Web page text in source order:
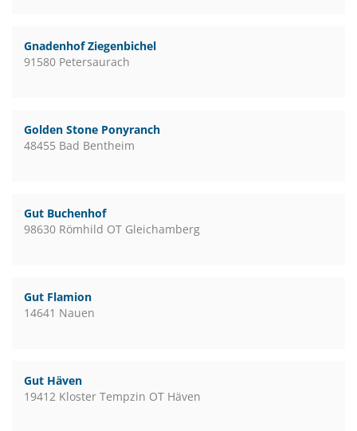
Gnadenhof Ziegenbichel
91580 Petersaurach
Golden Stone Ponyranch
48455 Bad Bentheim
Gut Buchenhof
98630 Römhild OT Gleichamberg
Gut Flamion
14641 Nauen
Gut Häven
19412 Kloster Tempzin OT Häven